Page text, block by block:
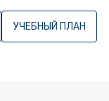
УЧЕБНЫЙ ПЛАН